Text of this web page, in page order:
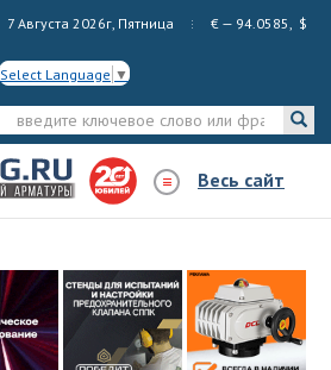
7 Августа 2026г, Пятница € — 94.0585, $
Select Language ▼
Весь сайт